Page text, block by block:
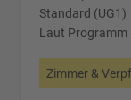
Standard (UG1)
Laut Programm
Zimmer &